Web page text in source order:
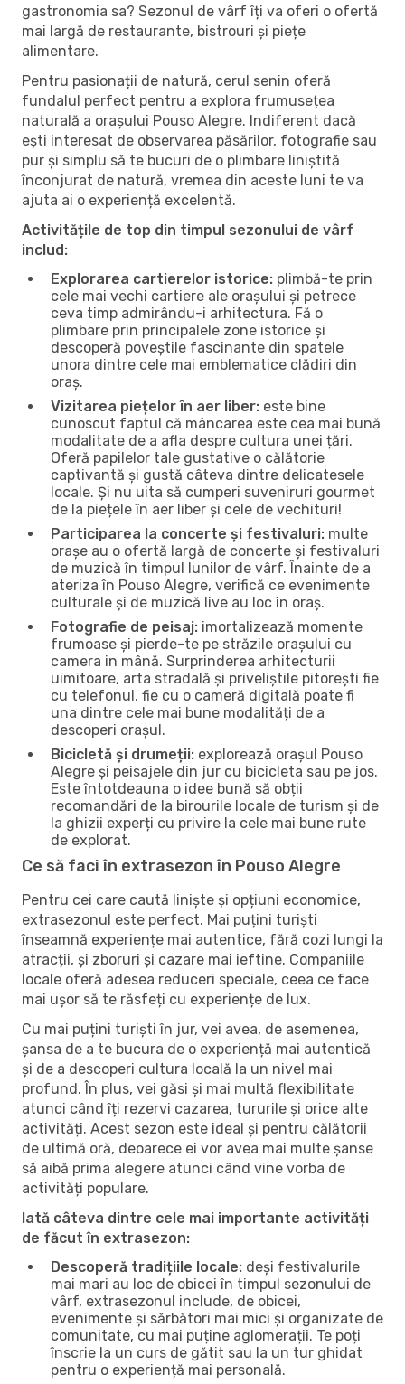
gastronomia sa? Sezonul de vârf îți va oferi o ofertă
mai largă de restaurante, bistrouri și piețe
alimentare.
Pentru pasionații de natură, cerul senin oferă
fundalul perfect pentru a explora frumusețea
naturală a orașului Pouso Alegre. Indiferent dacă
ești interesat de observarea păsărilor, fotografie sau
pur și simplu să te bucuri de o plimbare liniștită
înconjurat de natură, vremea din aceste luni te va
ajuta ai o experiență excelentă.
Activitățile de top din timpul sezonului de vârf
includ:
Explorarea cartierelor istorice: plimbă-te prin
cele mai vechi cartiere ale orașului și petrece
ceva timp admirându-i arhitectura. Fă o
plimbare prin principalele zone istorice și
descoperă poveștile fascinante din spatele
unora dintre cele mai emblematice clădiri din
oraș.
Vizitarea piețelor în aer liber: este bine
cunoscut faptul că mâncarea este cea mai bună
modalitate de a afla despre cultura unei țări.
Oferă papilelor tale gustative o călătorie
captivantă și gustă câteva dintre delicatesele
locale. Și nu uita să cumperi suveniruri gourmet
de la piețele în aer liber și cele de vechituri!
Participarea la concerte și festivaluri: multe
orașe au o ofertă largă de concerte și festivaluri
de muzică în timpul lunilor de vârf. Înainte de a
ateriza în Pouso Alegre, verifică ce evenimente
culturale și de muzică live au loc în oraș.
Fotografie de peisaj: imortalizează momente
frumoase și pierde-te pe străzile orașului cu
camera in mână. Surprinderea arhitecturii
uimitoare, arta stradală și priveliștile pitorești fie
cu telefonul, fie cu o cameră digitală poate fi
una dintre cele mai bune modalități de a
descoperi orașul.
Bicicletă și drumeții: explorează orașul Pouso
Alegre și peisajele din jur cu bicicleta sau pe jos.
Este întotdeauna o idee bună să obții
recomandări de la birourile locale de turism și de
la ghizii experți cu privire la cele mai bune rute
de explorat.
Ce să faci în extrasezon în Pouso Alegre
Pentru cei care caută liniște și opțiuni economice,
extrasezonul este perfect. Mai puțini turiști
înseamnă experiențe mai autentice, fără cozi lungi la
atracții, și zboruri și cazare mai ieftine. Companiile
locale oferă adesea reduceri speciale, ceea ce face
mai ușor să te răsfeți cu experiențe de lux.
Cu mai puțini turiști în jur, vei avea, de asemenea,
șansa de a te bucura de o experiență mai autentică
și de a descoperi cultura locală la un nivel mai
profund. În plus, vei găsi și mai multă flexibilitate
atunci când îți rezervi cazarea, tururile și orice alte
activități. Acest sezon este ideal și pentru călătorii
de ultimă oră, deoarece ei vor avea mai multe șanse
să aibă prima alegere atunci când vine vorba de
activități populare.
Iată câteva dintre cele mai importante activități
de făcut în extrasezon:
Descoperă tradițiile locale: deși festivalurile
mai mari au loc de obicei în timpul sezonului de
vârf, extrasezonul include, de obicei,
evenimente și sărbători mai mici și organizate de
comunitate, cu mai puține aglomerații. Te poți
înscrie la un curs de gătit sau la un tur ghidat
pentru o experiență mai personală.